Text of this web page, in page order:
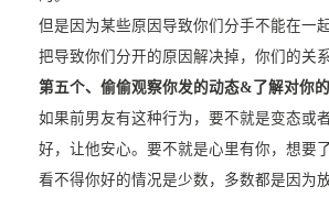
但是因为某些原因导致你们分手不能在一
把导致你们分开的原因解决掉，你们的关
第五个、偷偷观察你发的动态&了解对你
如果前男友有这种行为，要不就是变态或
好，让他安心。要不就是心里有你，想要
看不得你好的情况是少数，多数都是因为